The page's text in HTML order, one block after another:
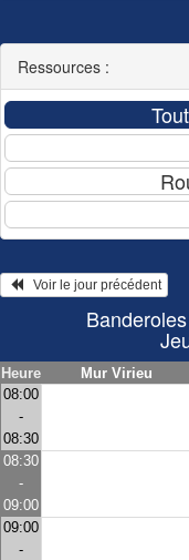
Ressources :
   Voir le jour précédent
Heure Mur Virieu
08:00
-
08:30
08:30
-
09:00
09:00
-